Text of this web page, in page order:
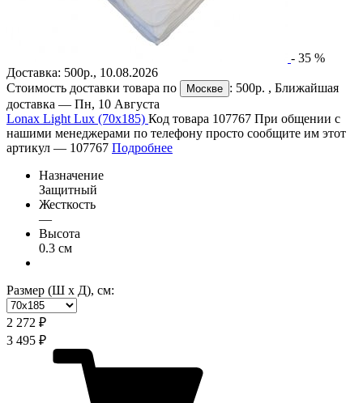
- 35 %
Доставка: 500р., 10.08.2026
Стоимость доставки товара по
Москве : 500р. , Ближайшая
доставка — Пн, 10 Августа
Lonax Light Lux (70х185) Код товара 107767 При общении с
нашими менеджерами по телефону просто сообщите им этот
артикул — 107767 Подробнее
Назначение
Защитный
Жесткость
—
Высота
0.3 см
Размер (Ш х Д), см:
2 272 ₽
3 495 ₽